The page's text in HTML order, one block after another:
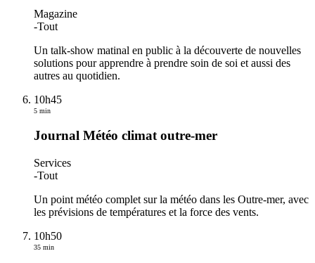
Magazine
-Tout
Un talk-show matinal en public à la découverte de nouvelles
solutions pour apprendre à prendre soin de soi et aussi des
autres au quotidien.
10h45
5 min
Journal Météo climat outre-mer
Services
-Tout
Un point météo complet sur la météo dans les Outre-mer, avec
les prévisions de températures et la force des vents.
10h50
35 min